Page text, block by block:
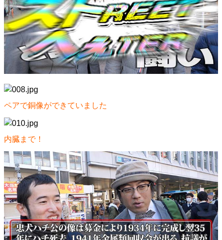
ペアで銅像ができていました
内臓まで！